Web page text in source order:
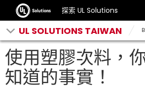
探索 UL Solutions
UL SOLUTIONS TAIWAN
使用塑膠次料，
知道的事實！